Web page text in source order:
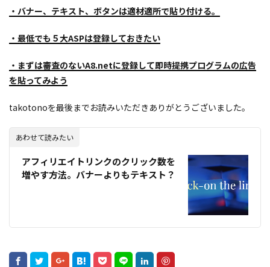
・バナー、テキスト、ボタンは適材適所で貼り付ける。
・最低でも５大ASPは登録しておきたい
・まずは審査のないA8.netに登録して即時提携プログラムの広告
を貼ってみよう
takotonoを最後までお読みいただきありがとうございました。
あわせて読みたい
アフィリエイトリンクのクリック数を
増やす方法。バナーよりもテキスト？